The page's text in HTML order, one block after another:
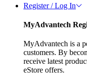
Register / Log In
MyAdvantech
MyAdvantech is a
customers. By
receive latest
eStore offers.